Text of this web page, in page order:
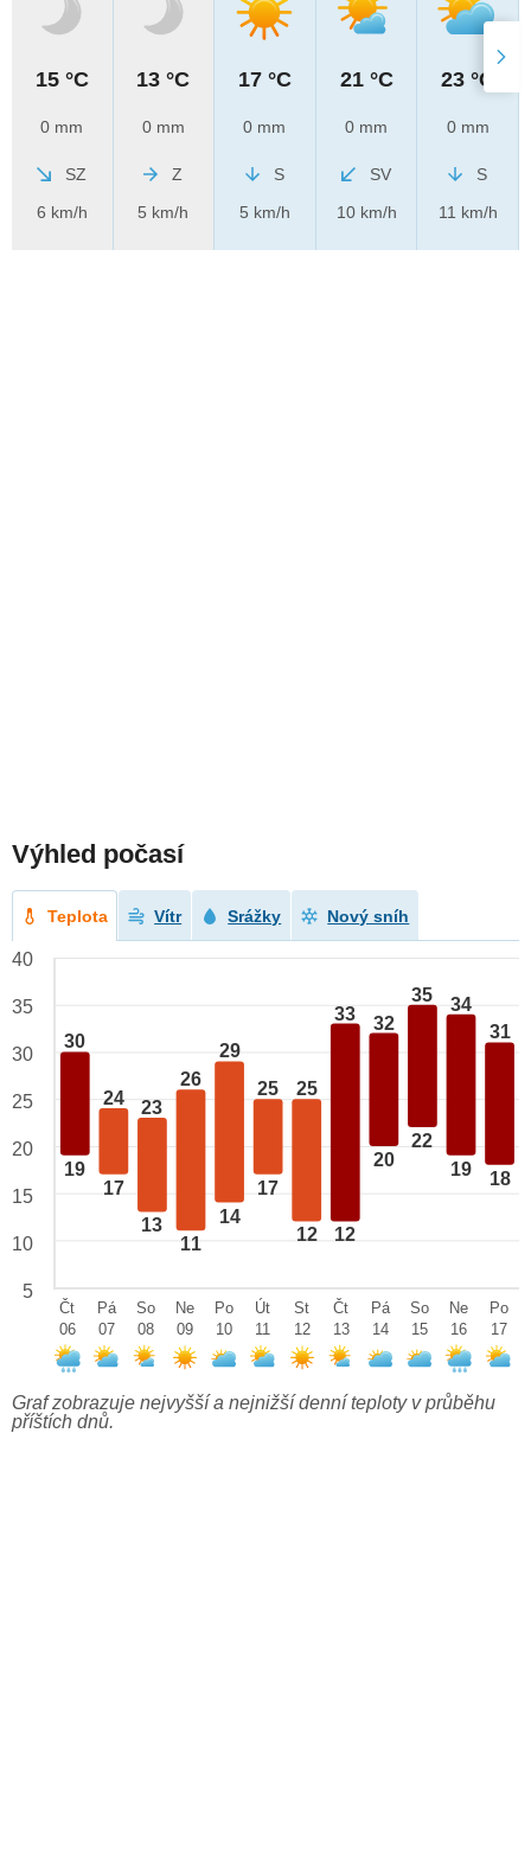
15 °C
0 mm
SZ
6 km/h
13 °C
0 mm
Z
5 km/h
17 °C
0 mm
S
5 km/h
21 °C
0 mm
SV
10 km/h
23 °C
0 mm
S
11 km/h
Výhled počasí
Teplota Vítr Srážky Nový sníh
30
19
24
17
23
13
26
11
29
14
25
17
25
12
33
12
32
20
35
22
34
19
31
18
40
35
30
25
20
15
10
5
Čt
06
Pá
07
So
08
Ne
09
Po
10
Út
11
St
12
Čt
13
Pá
14
So
15
Ne
16
Po
17
Graf zobrazuje nejvyšší a nejnižší denní teploty v průběhu
příštích dnů.